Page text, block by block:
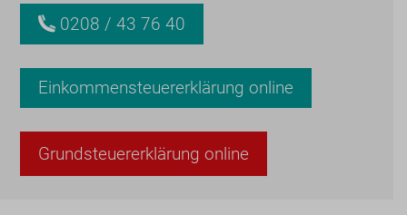
0208 / 43 76 40
Einkommensteuererklärung online
Grundsteuererklärung online